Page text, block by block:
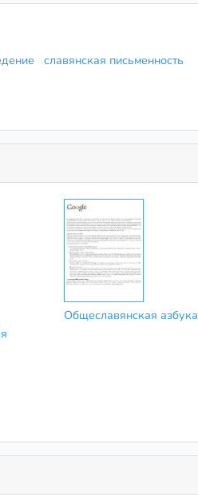
славянская письменность
Общеславянская азбука